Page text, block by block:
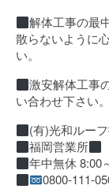
解体工事の最
散らないように
い。
激安解体工事
い合わせ下さい。
(有)光和ルー
福岡営業所
年中無休 8:00
0800-111-